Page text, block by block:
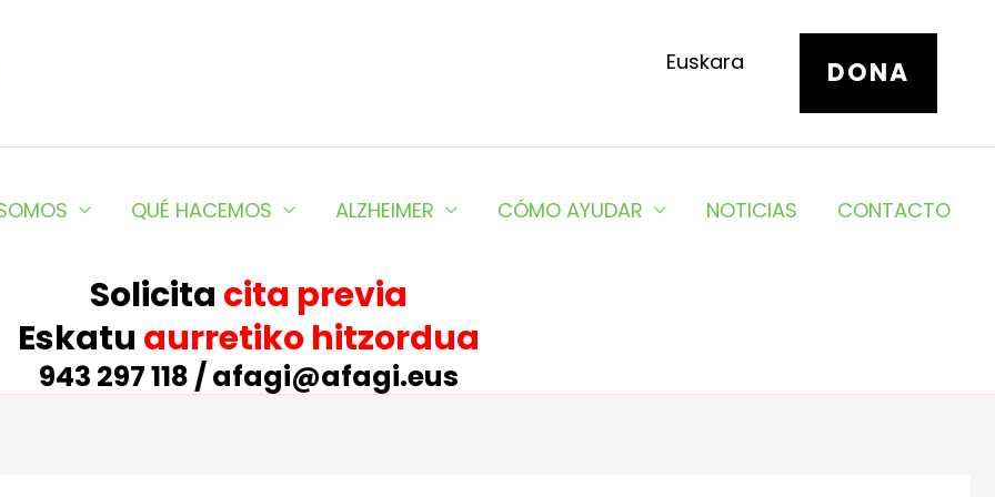
Euskara DONA
QUÉ HACEMOS ALZHEIMER CÓMO AYUDAR NOTICIAS CONTACTO
Solicita cita previa
Eskatu aurretiko hitzordua
943 297 118 / afagi@afagi.eus